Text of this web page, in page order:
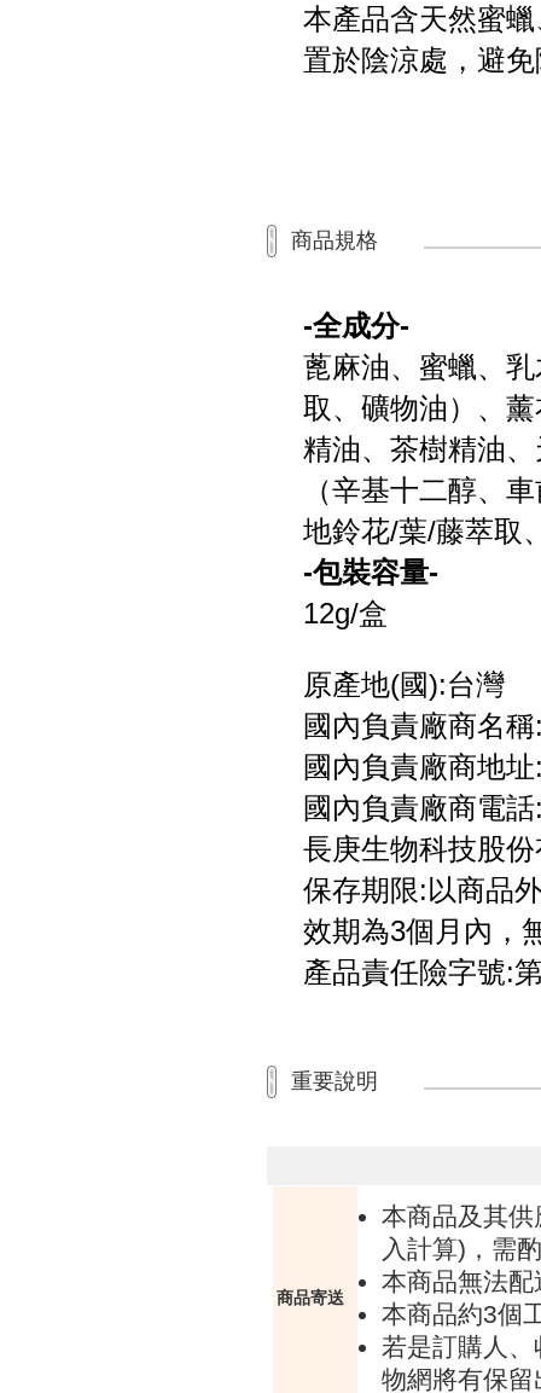
本產品含天然蜜
置於陰涼處，避
商品規格
-全成分-
蓖麻油、蜜蠟、
取、礦物油）、
精油、茶樹精油
（辛基十二醇、
地鈴花/葉/藤萃取
-包裝容量-
12g/盒
原產地(國):台灣
國內負責廠商名
國內負責廠商地
國內負責廠商電
長庚生物科技股
保存期限:以商品
效期為3個月內，
產品責任險字號:
重要說明
商品寄送
本商品及其
入計算)，需
本商品無法配
本商品約3個
若是訂購人
物網將有保